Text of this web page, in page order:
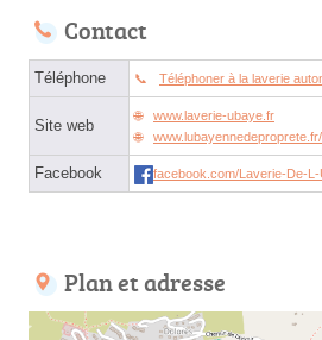
Contact
Téléphone Téléphoner à la laverie
Site web
www.laverie-ubaye.fr
Facebook facebook.com/Laverie-De-L-
Plan et adresse